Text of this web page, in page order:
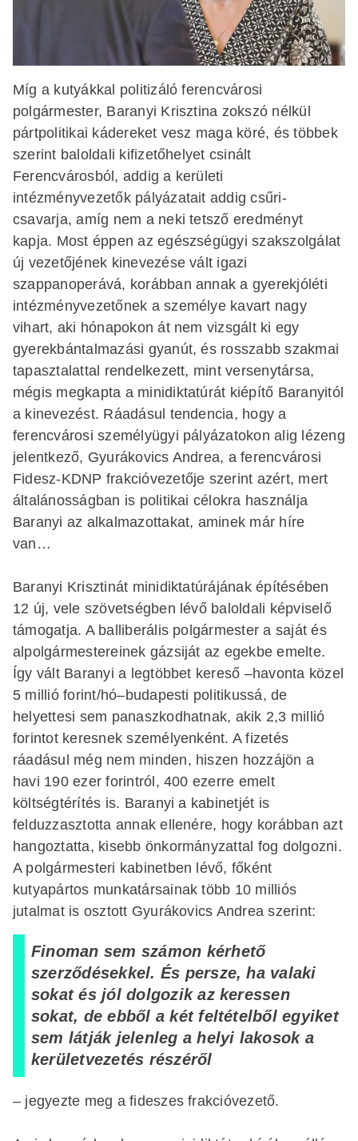
Míg a kutyákkal politizáló ferencvárosi
polgármester, Baranyi Krisztina zokszó nélkül
pártpolitikai kádereket vesz maga köré, és többek
szerint baloldali kifizetőhelyet csinált
Ferencvárosból, addig a kerületi
intézményvezetők pályázatait addig csűri-
csavarja, amíg nem a neki tetsző eredményt
kapja. Most éppen az egészségügyi szakszolgálat
új vezetőjének kinevezése vált igazi
szappanoperává, korábban annak a gyerekjóléti
intézményvezetőnek a személye kavart nagy
vihart, aki hónapokon át nem vizsgált ki egy
gyerekbántalmazási gyanút, és rosszabb szakmai
tapasztalattal rendelkezett, mint versenytársa,
mégis megkapta a minidiktatúrát kiépítő Baranyitól
a kinevezést. Ráadásul tendencia, hogy a
ferencvárosi személyügyi pályázatokon alig lézeng
jelentkező, Gyurákovics Andrea, a ferencvárosi
Fidesz-KDNP frakcióvezetője szerint azért, mert
általánosságban is politikai célokra használja
Baranyi az alkalmazottakat, aminek már híre
van…
Baranyi Krisztinát minidiktatúrájának építésében
12 új, vele szövetségben lévő baloldali képviselő
támogatja. A balliberális polgármester a saját és
alpolgármestereinek gázsiját az egekbe emelte.
Így vált Baranyi a legtöbbet kereső –havonta közel
5 millió forint/hó–budapesti politikussá, de
helyettesi sem panaszkodhatnak, akik 2,3 millió
forintot keresnek személyenként. A fizetés
ráadásul még nem minden, hiszen hozzájön a
havi 190 ezer forintról, 400 ezerre emelt
költségtérítés is. Baranyi a kabinetjét is
felduzzasztotta annak ellenére, hogy korábban azt
hangoztatta, kisebb önkormányzattal fog dolgozni.
A polgármesteri kabinetben lévő, főként
kutyapártos munkatársainak több 10 milliós
jutalmat is osztott Gyurákovics Andrea szerint:
Finoman sem számon kérhető
szerződésekkel. És persze, ha valaki
sokat és jól dolgozik az keressen
sokat, de ebből a két feltételből egyiket
sem látják jelenleg a helyi lakosok a
kerületvezetés részéről
– jegyezte meg a fideszes frakcióvezető.